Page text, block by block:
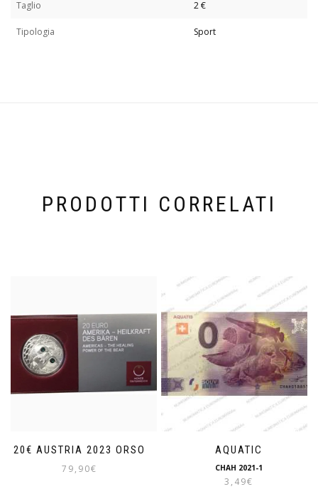
Taglio 2 €
Tipologia Sport
PRODOTTI CORRELATI
20€ AUSTRIA 2023 ORSO
79,90€
AQUATIC
CHAH 2021-1
3,49€